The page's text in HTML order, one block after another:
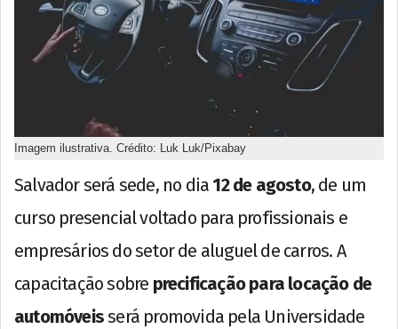
Imagem ilustrativa. Crédito: Luk Luk/Pixabay
Salvador será sede, no dia 12 de agosto, de um
curso presencial voltado para profissionais e
empresários do setor de aluguel de carros. A
capacitação sobre precificação para locação de
automóveisserá promovida pela Universidade